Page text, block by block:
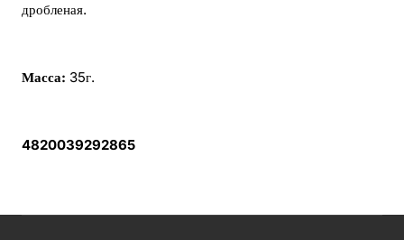
дробленая.
Масса: 35г.
4820039292865